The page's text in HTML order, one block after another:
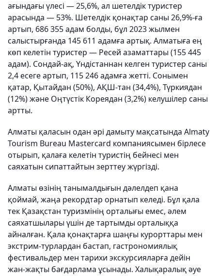
ағындағы үлесі — 25,6%, ал шетелдік туристер
арасында — 53%. Шетелдік қонақтар саны 26,9%-ға
артып, 686 355 адам болды, бұл 2023 жылмен
салыстырғанда 145 611 адамға артық. Алматыға ең
көп келетін туристер — Ресей азаматтары (155 445
адам). Сондай-ақ, Үндістаннан келген туристер саны
2,4 есеге артып, 115 246 адамға жетті. Сонымен
қатар, Қытайдан (50%), АҚШ-тан (34,4%), Түркиядан
(12%) және Оңтүстік Кореядан (3,2%) келушілер саны
артты.
Алматы қаласын одан әрі дамыту мақсатында Almaty
Tourism Bureau Mastercard компаниясымен бірлесе
отырып, қалаға келетін туристің бейнесі мен
саяхатын сипаттайтын зерттеу жүргізді.
Алматы өзінің танымалдығын дәлелдеп қана
қоймай, жаңа рекордтар орнатып келеді. Бұл қала
тек Қазақстан туризмінің орталығы емес, әлем
саяхатшылары үшін де тартымды орталыққа
айналған. Қала қонақтарға шаңғы курорттары мен
экстрим-турлардан бастап, гастрономиялық
фестивальдер мен тарихи экскурсияларға дейін
жан-жақты бағдарлама ұсынады. Халықаралық әуе